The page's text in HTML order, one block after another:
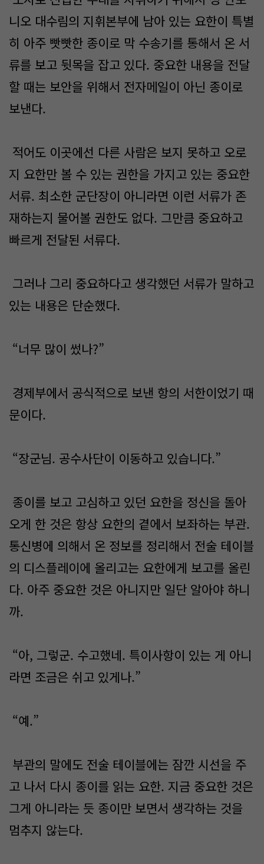
니오 대수림의 지휘본부에 남아 있는 요한이 특별
히 아주 빳빳한 종이로 막 수송기를 통해서 온 서
류를 보고 뒷목을 잡고 있다. 중요한 내용을 전달
할 때는 보안을 위해서 전자메일이 아닌 종이로
보낸다.
적어도 이곳에선 다른 사람은 보지 못하고 오로
지 요한만 볼 수 있는 권한을 가지고 있는 중요한
서류. 최소한 군단장이 아니라면 이런 서류가 존
재하는지 물어볼 권한도 없다. 그만큼 중요하고
빠르게 전달된 서류다.
그러나 그리 중요하다고 생각했던 서류가 말하고
있는 내용은 단순했다.
“너무 많이 썼나?”
경제부에서 공식적으로 보낸 항의 서한이었기 때
문이다.
“장군님. 공수사단이 이동하고 있습니다.”
종이를 보고 고심하고 있던 요한을 정신을 돌아
오게 한 것은 항상 요한의 곁에서 보좌하는 부관.
통신병에 의해서 온 정보를 정리해서 전술 테이블
의 디스플레이에 올리고는 요한에게 보고를 올린
다. 아주 중요한 것은 아니지만 일단 알아야 하니
까.
“아, 그렇군. 수고했네. 특이사항이 있는 게 아니
라면 조금은 쉬고 있게나.”
“예.”
부관의 말에도 전술 테이블에는 잠깐 시선을 주
고 나서 다시 종이를 읽는 요한. 지금 중요한 것은
그게 아니라는 듯 종이만 보면서 생각하는 것을
멈추지 않는다.